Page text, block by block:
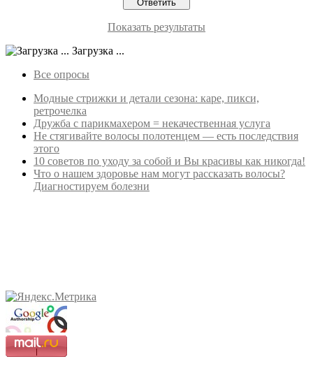
Показать результаты
Загрузка ...
Все опросы
Модные стрижки и детали сезона: каре, пикси,
ретрочелка
Дружба с парикмахером = некачественная услуга
Не стягивайте волосы полотенцем — есть последствия
этого
10 советов по уходу за собой и Вы красивы как никогда!
Что о нашем здоровье нам могут рассказать волосы?
Диагностируем болезни